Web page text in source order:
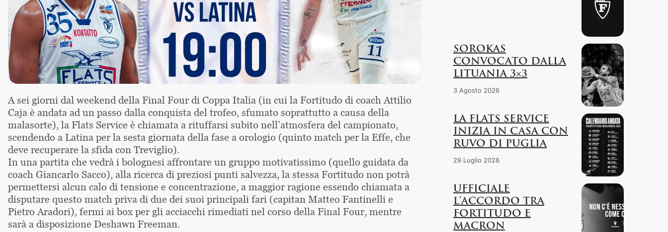
A sei giorni dal weekend della Final Four di Coppa Italia (in cui la Fortitudo di coach Attilio
Caja è andata ad un passo dalla conquista del trofeo, sfumato soprattutto a causa della
malasorte), la Flats Service è chiamata a rituffarsi subito nell’atmosfera del campionato,
scendendo a Latina per la sesta giornata della fase a orologio (quinto match per la Effe, che
deve recuperare la sfida con Treviglio).
In una partita che vedrà i bolognesi affrontare un gruppo motivatissimo (quello guidata da
coach Giancarlo Sacco), alla ricerca di preziosi punti salvezza, la stessa Fortitudo non potrà
permettersi alcun calo di tensione e concentrazione, a maggior ragione essendo chiamata a
disputare questo match priva di due dei suoi principali fari (capitan Matteo Fantinelli e
Pietro Aradori), fermi ai box per gli acciacchi rimediati nel corso della Final Four, mentre
sarà a disposizione Deshawn Freeman.
SOROKAS
CONVOCATO DALLA
LITUANIA 3×3
3 Agosto 2026
LA FLATS SERVICE
INIZIA IN CASA CON
RUVO DI PUGLIA
29 Luglio 2026
UFFICIALE
L’ACCORDO TRA
FORTITUDO E
MACRON